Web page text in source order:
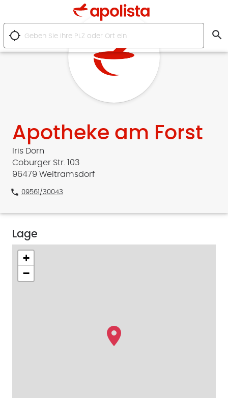
location_searching search
Apotheke am Forst
Iris Dorn
Coburger Str. 103
96479 Weitramsdorf
phone 09561/30043
Lage
+
−